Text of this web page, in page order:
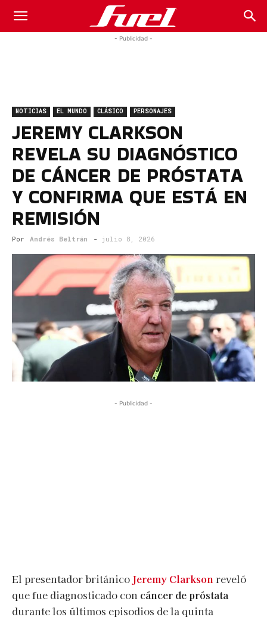
Fuel
Magazine
- Publicidad -
NOTICIAS EL MUNDO CLÁSICO PERSONAJES
JEREMY CLARKSON
REVELA SU DIAGNÓSTICO
DE CÁNCER DE PRÓSTATA
Y CONFIRMA QUE ESTÁ EN
REMISIÓN
Por Andrés Beltrán - julio 8, 2026
- Publicidad -
El presentador británico Jeremy Clarkson reveló
que fue diagnosticado con cáncer de próstata
durante los últimos episodios de la quinta